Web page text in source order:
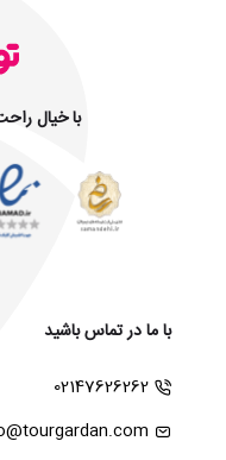
با خیال
با ما در تماس باشید
02147626262